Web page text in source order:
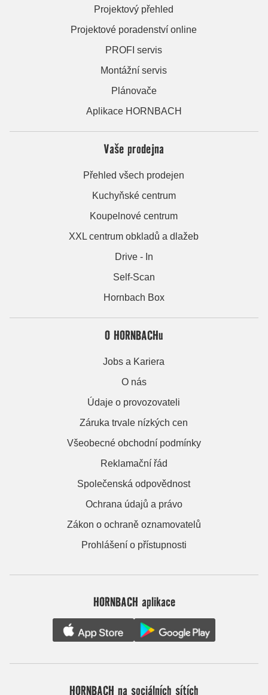
Projektový přehled
Projektové poradenství online
PROFI servis
Montážní servis
Plánovače
Aplikace HORNBACH
Vaše prodejna
Přehled všech prodejen
Kuchyňské centrum
Koupelnové centrum
XXL centrum obkladů a dlažeb
Drive - In
Self-Scan
Hornbach Box
O HORNBACHu
Jobs a Kariera
O nás
Údaje o provozovateli
Záruka trvale nízkých cen
Všeobecné obchodní podmínky
Reklamační řád
Společenská odpovědnost
Ochrana údajů a právo
Zákon o ochraně oznamovatelů
Prohlášení o přístupnosti
HORNBACH aplikace
HORNBACH na sociálních sítích